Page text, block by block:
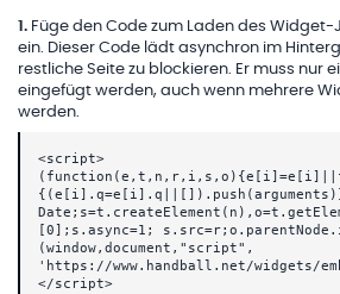
1 . Füge den Code zum Laden des
ein. Dieser Code lädt asynchron im
restliche Seite zu blockieren. Er muss nur
eingefügt werden, auch wenn mehrere
werden.
<script>
[0];s.async=1;
(window,document,"script",
'https://www.handball.net/widgets/
</script>